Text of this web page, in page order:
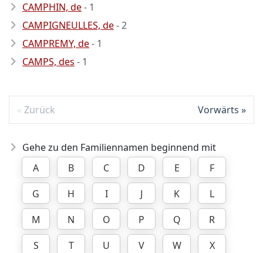
CAMPHIN, de- 1
CAMPIGNEULLES, de- 2
CAMPREMY, de- 1
CAMPS, des - 1
Zurück Vorwärts
Gehe zu den Familiennamen beginnend mit
A
B C D E
F
G
H I J K
L
M
N O P Q
R
S
T U V W
X